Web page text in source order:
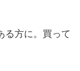
る方に。買って